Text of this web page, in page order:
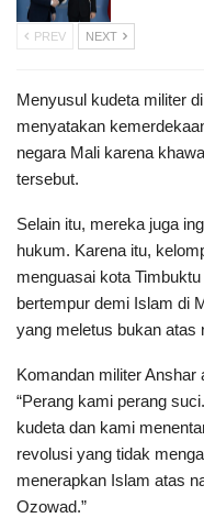
PREV NEXT
Menyusul kudeta militer
menyatakan
negara Mali karena
tersebut.
Selain itu, mereka juga
hukum. Karena itu,
menguasai kota
bertempur demi Islam di
yang meletus bukan atas
Komandan militer
“Perang kami perang
kudeta dan kami
revolusi yang tidak
menerapkan Islam atas
Ozowad.”